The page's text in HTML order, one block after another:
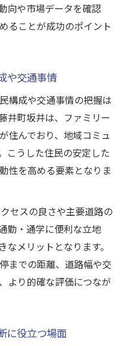
向や市場データを確認
ることが成功のポイント
や交通事情
構成や交通事情の把握は
井町坂井は、ファミリー
住んでおり、地域コミュ
こうした住民の安定した
性を高める要素となりま
セスの良さや主要道路の
勤・通学に便利な立地
メリットとなります。
までの距離、道路幅や交
より的確な評価につなが
に役立つ場面